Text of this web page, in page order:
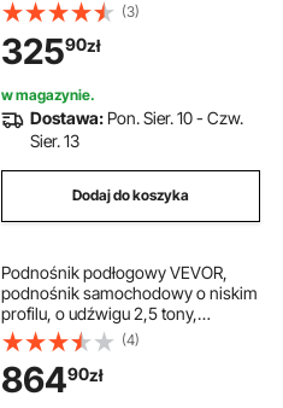
rozdzielcza Wodoodporna puszka
przyłączeniowa IP66 i NEMA
Skrzynka zasilająca idealna do
fabryk, placów budowy, centrów
handlowych itp.
(3)
32590zł
w magazynie.
Dostawa: Pon. Sier. 10 - Czw.
Sier. 13
Dodaj do koszyka
Podnośnik podłogowy VEVOR,
podnośnik samochodowy o niskim
profilu, o udźwigu 2,5 tony,
wytrzymały stalowy podnośnik
wyścigowy z dwutłokową pompą
szybkiego podnoszenia, zakres
podnoszenia podnośnika 3,64"–
(4)
86490zł